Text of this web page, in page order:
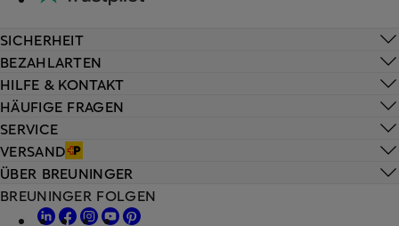
HILFE & KONTAKT
HÄUFIGE FRAGEN
SERVICE
VERSAND
SICHERHEIT
BEZAHLARTEN
ÜBER BREUNINGER
BREUNINGER FOLGEN